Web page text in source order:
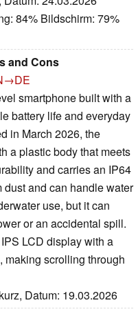
84% Bildschirm: 79%
and Cons
smartphone built with a
battery life and everyday
in March 2026, the
a plastic body that meets
and carries an IP64
dust and can handle water
use, but it can
or an accidental spill.
LCD display with a
making scrolling through
Datum: 19.03.2026